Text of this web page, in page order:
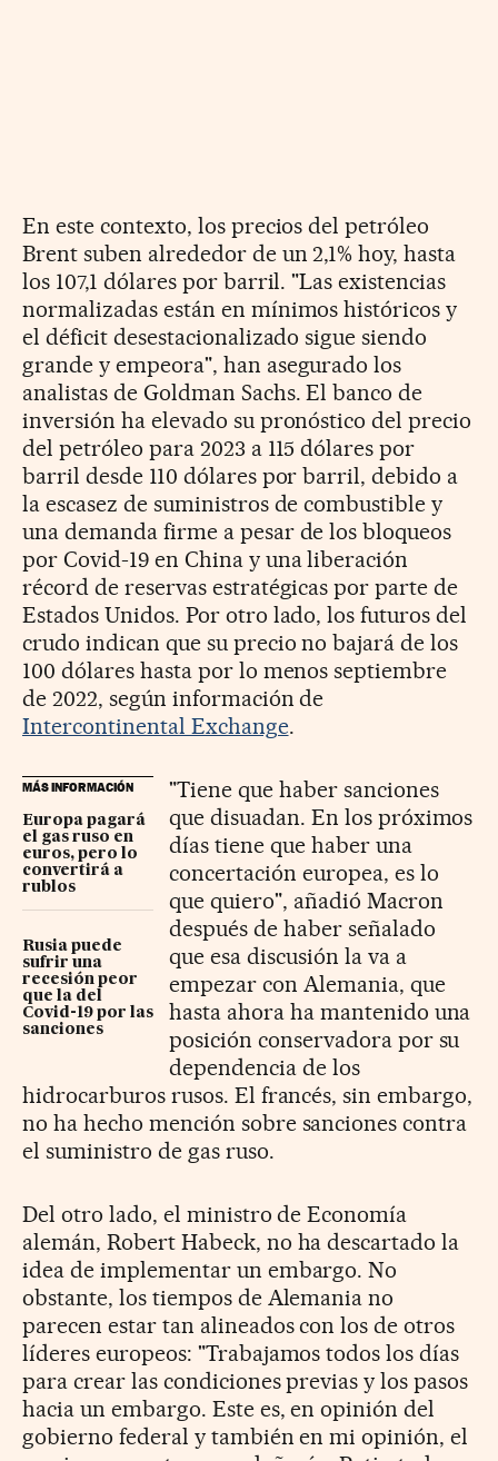
En este contexto, los precios del petróleo
Brent suben alrededor de un 2,1% hoy, hasta
los 107,1 dólares por barril. "Las existencias
normalizadas están en mínimos históricos y
el déficit desestacionalizado sigue siendo
grande y empeora", han asegurado los
analistas de Goldman Sachs. El banco de
inversión ha elevado su pronóstico del precio
del petróleo para 2023 a 115 dólares por
barril desde 110 dólares por barril, debido a
la escasez de suministros de combustible y
una demanda firme a pesar de los bloqueos
por Covid-19 en China y una liberación
récord de reservas estratégicas por parte de
Estados Unidos. Por otro lado, los futuros del
crudo indican que su precio no bajará de los
100 dólares hasta por lo menos septiembre
de 2022, según información de
Intercontinental Exchange.
MÁS INFORMACIÓN
Europa pagará
el gas ruso en
euros, pero lo
convertirá a
rublos
Rusia puede
sufrir una
recesión peor
que la del
Covid-19 por las
sanciones
"Tiene que haber sanciones
que disuadan. En los próximos
días tiene que haber una
concertación europea, es lo
que quiero", añadió Macron
después de haber señalado
que esa discusión la va a
empezar con Alemania, que
hasta ahora ha mantenido una
posición conservadora por su
dependencia de los
hidrocarburos rusos. El francés, sin embargo,
no ha hecho mención sobre sanciones contra
el suministro de gas ruso.
Del otro lado, el ministro de Economía
alemán, Robert Habeck, no ha descartado la
idea de implementar un embargo. No
obstante, los tiempos de Alemania no
parecen estar tan alineados con los de otros
líderes europeos: "Trabajamos todos los días
para crear las condiciones previas y los pasos
hacia un embargo. Este es, en opinión del
gobierno federal y también en mi opinión, el